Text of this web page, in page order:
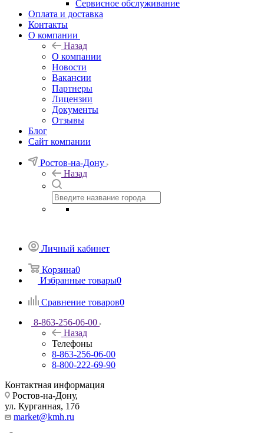
Сервисное обслуживание
Оплата и доставка
Контакты
О компании
Назад
О компании
Новости
Вакансии
Партнеры
Лицензии
Документы
Отзывы
Блог
Сайт компании
Ростов-на-Дону
Назад
Личный кабинет
Корзина0
Избранные товары0
Сравнение товаров0
8-863-256-06-00
Назад
Телефоны
8-863-256-06-00
8-800-222-69-90
Контактная информация
Ростов-на-Дону,
ул. Курганная, 17б
market@kmh.ru